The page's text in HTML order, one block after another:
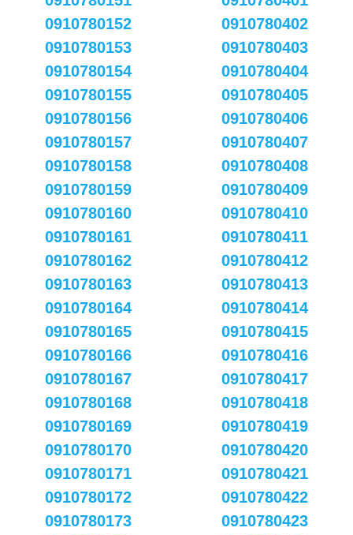
0910780152
0910780153
0910780154
0910780155
0910780156
0910780157
0910780158
0910780159
0910780160
0910780161
0910780162
0910780163
0910780164
0910780165
0910780166
0910780167
0910780168
0910780169
0910780170
0910780171
0910780172
0910780173
0910780402
0910780403
0910780404
0910780405
0910780406
0910780407
0910780408
0910780409
0910780410
0910780411
0910780412
0910780413
0910780414
0910780415
0910780416
0910780417
0910780418
0910780419
0910780420
0910780421
0910780422
0910780423